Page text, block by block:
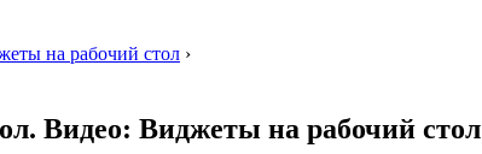
на рабочий стол ›
Видео: Виджеты на рабочий стол